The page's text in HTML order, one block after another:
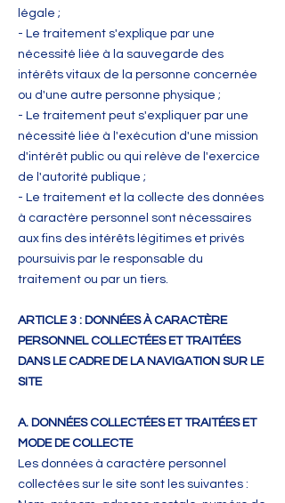
légale ;
- Le traitement s'explique par une
nécessité liée à la sauvegarde des
intérêts vitaux de la personne concernée
ou d'une autre personne physique ;
- Le traitement peut s'expliquer par une
nécessité liée à l'exécution d'une mission
d'intérêt public ou qui relève de l'exercice
de l'autorité publique ;
- Le traitement et la collecte des données
à caractère personnel sont nécessaires
aux fins des intérêts légitimes et privés
poursuivis par le responsable du
traitement ou par un tiers.
ARTICLE 3 : DONNÉES À CARACTÈRE
PERSONNEL COLLECTÉES ET TRAITÉES
DANS LE CADRE DE LA NAVIGATION SUR LE
SITE
A. DONNÉES COLLECTÉES ET TRAITÉES ET
MODE DE COLLECTE
Les données à caractère personnel
collectées sur le site sont les suivantes :